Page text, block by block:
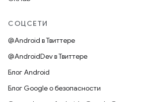
СОЦСЕТИ
@Android в Твиттере
@AndroidDev в Твиттере
Блог Android
Блог Google о безопасности